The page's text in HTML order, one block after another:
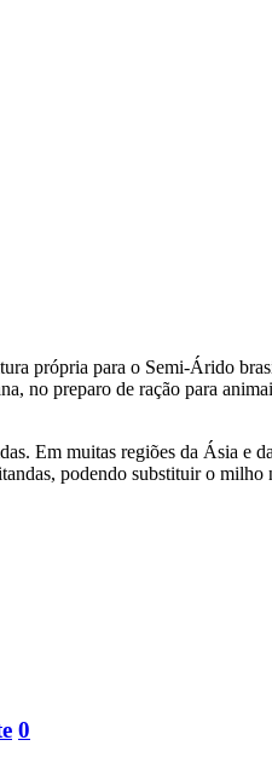
própria para o Semi-Árido
no preparo de ração para
Em muitas regiões da Ásia
podendo substituir o milho
0